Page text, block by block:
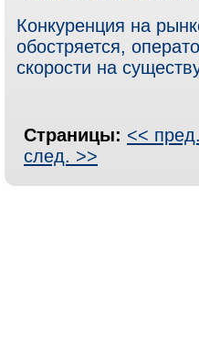
Конкуренция на
обостряется,
скорости на
Страницы: <<
след. >>